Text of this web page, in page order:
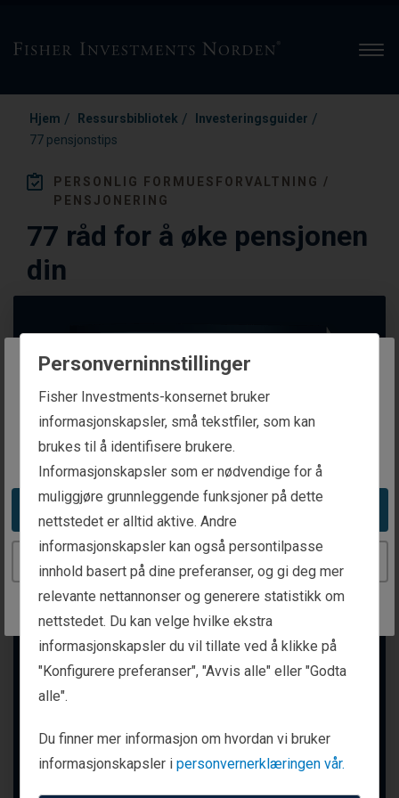
The website you are trying to reach is
intended for investors in Norway
You appear to be in the United States
Take me to the United States website
Continue to the Norway website
Hjem / Ressursbibliotek / Investeringsguider /
77 pensjonstips
PERSONLIG FORMUESFORVALTNING /
PENSJONERING
77 råd for å øke pensjonen
din
Pensjonsplanlegging
Personverninnstillinger
Fisher Investments-konsernet bruker
informasjonskapsler, små tekstfiler, som kan
brukes til å identifisere brukere.
Informasjonskapsler som er nødvendige for å
muliggjøre grunnleggende funksjoner på dette
nettstedet er alltid aktive. Andre
informasjonskapsler kan også persontilpasse
innhold basert på dine preferanser, og gi deg mer
relevante nettannonser og generere statistikk om
nettstedet. Du kan velge hvilke ekstra
informasjonskapsler du vil tillate ved å klikke på
"Konfigurere preferanser", "Avvis alle" eller "Godta
alle".
Du finner mer informasjon om hvordan vi bruker
informasjonskapsler i personvernerklæringen vår.